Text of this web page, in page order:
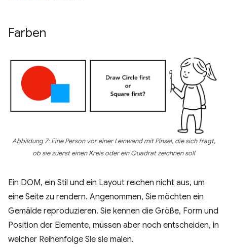
Farben
Abbildung 7: Eine Person vor einer Leinwand mit Pinsel, die sich fragt,
ob sie zuerst einen Kreis oder ein Quadrat zeichnen soll
Ein DOM, ein Stil und ein Layout reichen nicht aus, um
eine Seite zu rendern. Angenommen, Sie möchten ein
Gemälde reproduzieren. Sie kennen die Größe, Form und
Position der Elemente, müssen aber noch entscheiden, in
welcher Reihenfolge Sie sie malen.